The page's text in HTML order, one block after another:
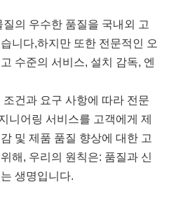
의 우수한 품질을 국내외 고
니다,하지만 또한 전문적인 오
수준의 서비스, 설치 감독, 엔
건과 요구 사항에 따라 전문
니어링 서비스를 고객에게 제
및 제품 품질 향상에 대한 고
해, 우리의 원칙은: 품질과 신
생명입니다.